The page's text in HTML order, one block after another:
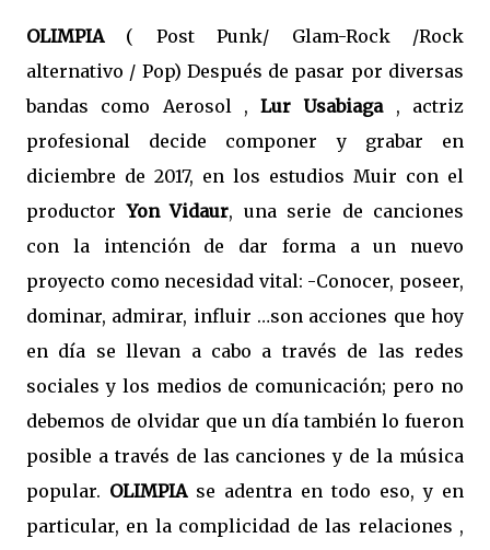
OLIMPIA ( Post Punk/ Glam-Rock /Rock
alternativo / Pop) Después de pasar por diversas
bandas como Aerosol , Lur Usabiaga, actriz
profesional decide componer y grabar en
diciembre de 2017, en los estudios Muir con el
productorYon Vidaur, una serie de canciones
con la intención de dar forma a un nuevo
proyecto como necesidad vital: -Conocer, poseer,
dominar, admirar, influir …son acciones que hoy
en día se llevan a cabo a través de las redes
sociales y los medios de comunicación; pero no
debemos de olvidar que un día también lo fueron
posible a través de las canciones y de la música
popular. OLIMPIAse adentra en todo eso, y en
particular, en la complicidad de las relaciones ,